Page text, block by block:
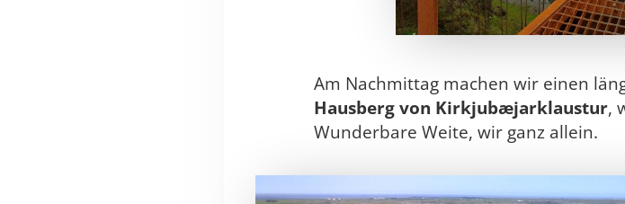
Am Nachmittag machen wir einen
Hausberg von Kirkjubæjarklaustur,
Wunderbare Weite, wir ganz allein.